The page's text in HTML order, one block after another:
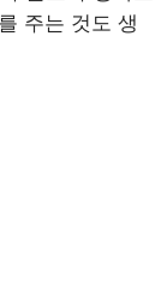
주는 것도 생